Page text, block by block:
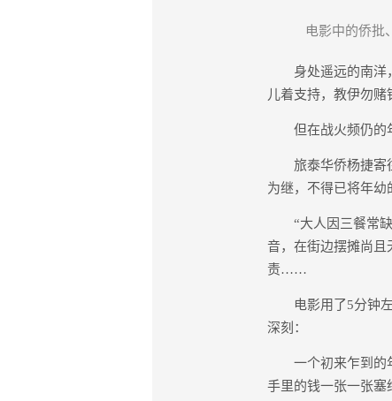
电影中的侨批
身处遥远的南洋，
儿着支持，教伊勿
但在战火频仍的年
旅泰华侨杨捷寄往
为继，不得已将年幼
“大人因三餐常缺
音，在街边摆摊尚且
责……
电影用了5分钟左
深刻：
一个初来乍到的年
手里的钱一张一张塞